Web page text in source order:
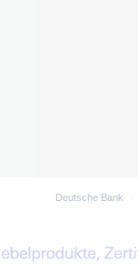
Deutsche Bank